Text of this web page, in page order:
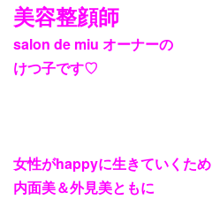
美容整顔師
salon de miu オーナーの
けつ子です♡
女性がhappyに生きていくため
内面美＆外見美ともに